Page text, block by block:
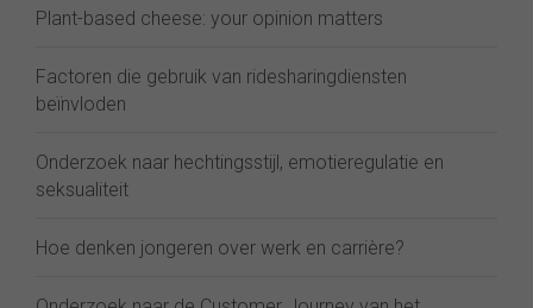
Plant-based cheese: your opinion matters
Factoren die gebruik van ridesharingdiensten
beïnvloden
Onderzoek naar hechtingsstijl, emotieregulatie en
seksualiteit
Hoe denken jongeren over werk en carrière?